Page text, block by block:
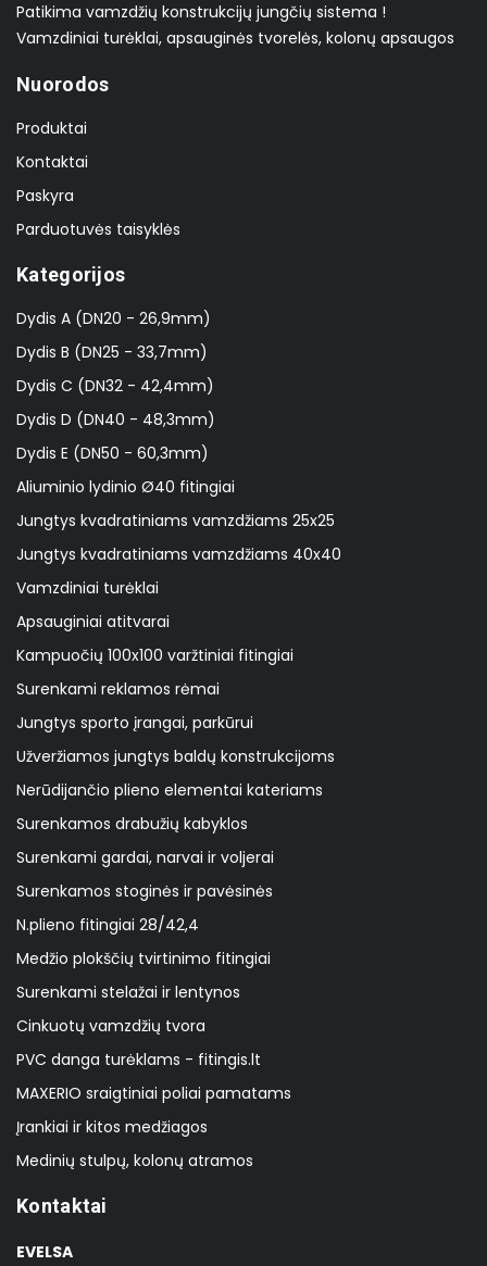
Patikima vamzdžių konstrukcijų jungčių sistema !
Vamzdiniai turėklai, apsauginės tvorelės, kolonų apsaugos
Nuorodos
Produktai
Kontaktai
Paskyra
Parduotuvės taisyklės
Kategorijos
Dydis A (DN20 - 26,9mm)
Dydis B (DN25 - 33,7mm)
Dydis C (DN32 - 42,4mm)
Dydis D (DN40 - 48,3mm)
Dydis E (DN50 - 60,3mm)
Aliuminio lydinio Ø40 fitingiai
Jungtys kvadratiniams vamzdžiams 25x25
Jungtys kvadratiniams vamzdžiams 40x40
Vamzdiniai turėklai
Apsauginiai atitvarai
Kampuočių 100x100 varžtiniai fitingiai
Surenkami reklamos rėmai
Jungtys sporto įrangai, parkūrui
Užveržiamos jungtys baldų konstrukcijoms
Nerūdijančio plieno elementai kateriams
Surenkamos drabužių kabyklos
Surenkami gardai, narvai ir voljerai
Surenkamos stoginės ir pavėsinės
N.plieno fitingiai 28/42,4
Medžio plokščių tvirtinimo fitingiai
Surenkami stelažai ir lentynos
Cinkuotų vamzdžių tvora
PVC danga turėklams - fitingis.lt
MAXERIO sraigtiniai poliai pamatams
Įrankiai ir kitos medžiagos
Medinių stulpų, kolonų atramos
Kontaktai
EVELSA